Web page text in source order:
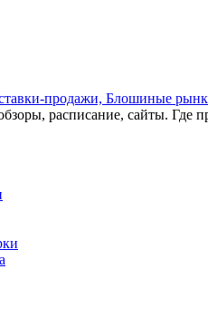
продажи, Блошиные
расписание, сайты. Где